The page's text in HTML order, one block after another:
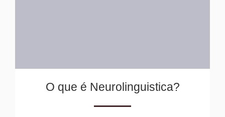
O que é Neurolinguistica?